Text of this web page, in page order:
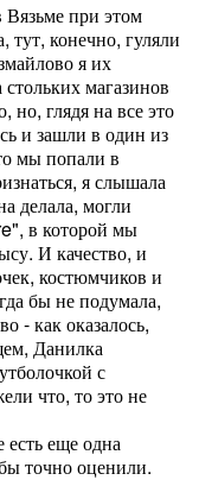
Вязьме при этом
конечно, гуляли
я их
магазинов
глядя на все это
и зашли в один из
мы попали в
я слышала
делала, могли
в которой мы
И качество, и
костюмчиков и
бы не подумала,
- как оказалось,
Данилка
с
что, то это не
есть еще одна
точно оценили.